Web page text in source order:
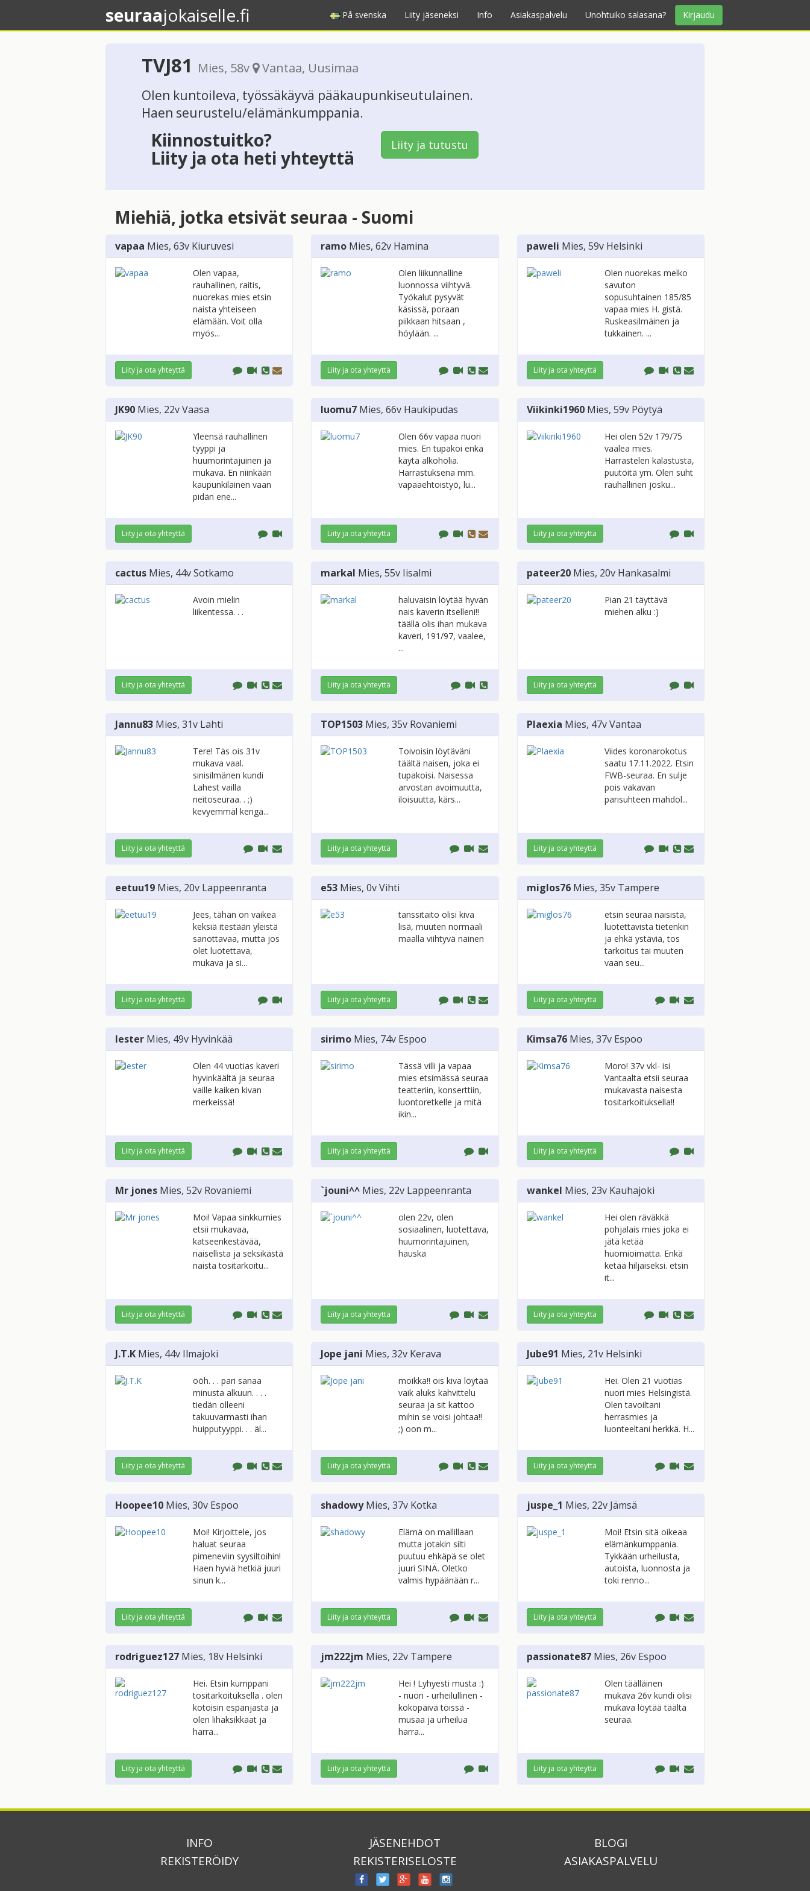
seuraajokaiselle.fi På svenska Liity jäseneksi Info Asiakaspalvelu Unohtuiko salasana? Kirjaudu
TVJ81 Mies, 58v Vantaa, Uusimaa
Olen kuntoileva, työssäkäyvä pääkaupunkiseutulainen.
Haen seurustelu/elämänkumppania.
Kiinnostuitko?
Liity ja ota heti yhteyttä
Liity ja tutustu
Miehiä, jotka etsivät seuraa - Suomi
vapaa Mies, 63v Kiuruvesi
Olen vapaa,
rauhallinen, raitis,
nuorekas mies etsin
naista yhteiseen
elämään. Voit olla
myös...
Liity ja ota yhteyttä
ramo Mies, 62v Hamina
Olen liikunnalline
luonnossa viihtyvä.
Työkalut pysyvät
käsissä, poraan
piikkaan hitsaan ,
höylään. ...
Liity ja ota yhteyttä
paweli Mies, 59v Helsinki
Olen nuorekas melko
savuton
sopusuhtainen 185/85
vapaa mies H. gistä.
Ruskeasilmäinen ja
tukkainen. ...
Liity ja ota yhteyttä
JK90 Mies, 22vVaasa
Yleensä rauhallinen
tyyppi ja
huumorintajuinen ja
mukava. En niinkään
kaupunkilainen vaan
pidän ene...
Liity ja ota yhteyttä
luomu7 Mies, 66v Haukipudas
Olen 66v vapaa nuori
mies. En tupakoi enkä
käytä alkoholia.
Harrastuksena mm.
vapaaehtoistyö, lu...
Liity ja ota yhteyttä
Viikinki1960 Mies, 59v Pöytyä
Hei olen 52v 179/75
vaalea mies.
Harrastelen kalastusta,
puutöitä ym. Olen suht
rauhallinen josku...
Liity ja ota yhteyttä
cactus Mies, 44vSotkamo
Avoin mielin
liikentessa. . .
Liity ja ota yhteyttä
markal Mies, 55v Iisalmi
haluvaisin löytää hyvän
nais kaverin itselleni!!
täällä olis ihan mukava
kaveri, 191/97, vaalee,
...
Liity ja ota yhteyttä
pateer20 Mies, 20v Hankasalmi
Pian 21 täyttävä
miehen alku :)
Liity ja ota yhteyttä
Jannu83 Mies, 31v Lahti
Tere! Täs ois 31v
mukava vaal.
sinisilmänen kundi
Lahest vailla
neitoseuraa. . ;)
kevyemmäl kengä...
Liity ja ota yhteyttä
TOP1503 Mies, 35v Rovaniemi
Toivoisin löytäväni
täältä naisen, joka ei
tupakoisi. Naisessa
arvostan avoimuutta,
iloisuutta, kärs...
Liity ja ota yhteyttä
Plaexia Mies, 47vVantaa
Viides koronarokotus
saatu 17.11.2022. Etsin
FWB-seuraa. En sulje
pois vakavan
parisuhteen mahdol...
Liity ja ota yhteyttä
eetuu19 Mies, 20v Lappeenranta
Jees, tähän on vaikea
keksiä itestään yleistä
sanottavaa, mutta jos
olet luotettava,
mukava ja si...
Liity ja ota yhteyttä
e53 Mies, 0vVihti
tanssitaito olisi kiva
lisä, muuten normaali
maalla viihtyvä nainen
Liity ja ota yhteyttä
miglos76 Mies, 35v Tampere
etsin seuraa naisista,
luotettavista tietenkin
ja ehkä ystäviä, tos
tarkoitus tai muuten
vaan seu...
Liity ja ota yhteyttä
lester Mies, 49v Hyvinkää
Olen 44 vuotias kaveri
hyvinkäältä ja seuraa
vaille kaiken kivan
merkeissä!
Liity ja ota yhteyttä
sirimo Mies, 74v Espoo
Tässä villi ja vapaa
mies etsimässä seuraa
teatteriin, konserttiin,
luontoretkelle ja mitä
ikin...
Liity ja ota yhteyttä
Kimsa76 Mies, 37v Espoo
Moro! 37v vkl- isi
Vantaalta etsii seuraa
mukavasta naisesta
tositarkoituksella!!
Liity ja ota yhteyttä
Mr jones Mies, 52v Rovaniemi
Moi! Vapaa sinkkumies
etsii mukavaa,
katseenkestävää,
naisellista ja seksikästä
naista tositarkoitu...
Liity ja ota yhteyttä
`jouni^^ Mies, 22v Lappeenranta
olen 22v, olen
sosiaalinen, luotettava,
huumorintajuinen,
hauska
Liity ja ota yhteyttä
wankel Mies, 23v Kauhajoki
Hei olen räväkkä
pohjalais mies joka ei
jätä ketää
huomioimatta. Enkä
ketää hiljaiseksi. etsin
it...
Liity ja ota yhteyttä
J.T.K Mies, 44v Ilmajoki
ööh. . . pari sanaa
minusta alkuun. . . .
tiedän olleeni
takuuvarmasti ihan
huipputyyppi. . . äl...
Liity ja ota yhteyttä
Jope jani Mies, 32v Kerava
moikka!! ois kiva löytää
vaik aluks kahvittelu
seuraa ja sit kattoo
mihin se voisi johtaa!!
;) oon m...
Liity ja ota yhteyttä
Jube91 Mies, 21v Helsinki
Hei. Olen 21 vuotias
nuori mies Helsingistä.
Olen tavoiltani
herrasmies ja
luonteeltani herkkä. H...
Liity ja ota yhteyttä
Hoopee10 Mies, 30v Espoo
Moi! Kirjoittele, jos
haluat seuraa
pimeneviin syysiltoihin!
Haen hyviä hetkiä juuri
sinun k...
Liity ja ota yhteyttä
shadowy Mies, 37v Kotka
Elämä on mallillaan
mutta jotakin silti
puutuu ehkäpä se olet
juuri SINÄ. Oletko
valmis hypäänään r...
Liity ja ota yhteyttä
juspe_1 Mies, 22v Jämsä
Moi! Etsin sitä oikeaa
elämänkumppania.
Tykkään urheilusta,
autoista, luonnosta ja
toki renno...
Liity ja ota yhteyttä
rodriguez127 Mies, 18v Helsinki
Hei. Etsin kumppani
tositarkoituksella . olen
kotoisin espanjasta ja
olen lihaksikkaat ja
harra...
Liity ja ota yhteyttä
jm222jm Mies, 22v Tampere
Hei ! Lyhyesti musta :)
- nuori - urheilullinen -
kokopäivä töissä -
musaa ja urheilua
harra...
Liity ja ota yhteyttä
passionate87 Mies, 26v Espoo
Olen täälläinen
mukava 26v kundi olisi
mukava löytää täältä
seuraa.
Liity ja ota yhteyttä
INFO
REKISTERÖIDY
JÄSENEHDOT
REKISTERISELOSTE
BLOGI
ASIAKASPALVELU